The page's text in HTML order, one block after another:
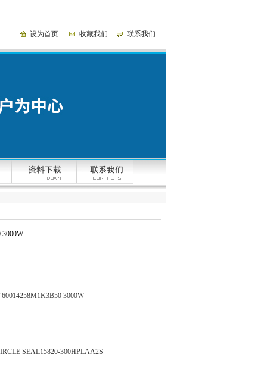
设为首页 收藏我们 联系我们
3000W
SEAL15820-300HPLAA2S